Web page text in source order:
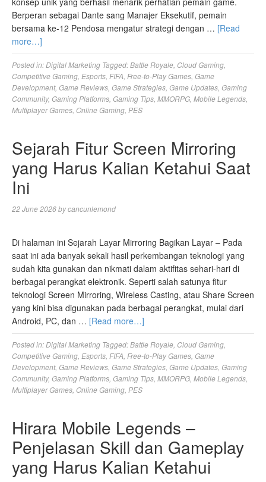
Berperan sebagai Dante sang Manajer Eksekutif, pemain
bersama ke-12 Pendosa mengatur strategi dengan … [Read
more…]
Posted in:Digital Marketing Tagged:Battle Royale Cloud Gaming
Competitive Gaming Esports FIFA Free-to-Play Games Game
Development, Game Reviews Game Strategies Game Updates Gaming
Community, Gaming Platforms Gaming Tips MMORPG Mobile Legends
Multiplayer Games Online Gaming PES
Sejarah Fitur Screen Mirroring
yang Harus Kalian Ketahui Saat
Ini
22 June 2026bycancunlemond
Di halaman ini Sejarah Layar Mirroring Bagikan Layar – Pada
saat ini ada banyak sekali hasil perkembangan teknologi yang
sudah kita gunakan dan nikmati dalam aktifitas sehari-hari di
berbagai perangkat elektronik. Seperti salah satunya fitur
teknologi Screen Mirroring, Wireless Casting, atau Share Screen
yang kini bisa digunakan pada berbagai perangkat, mulai dari
Android, PC, dan … [Read more…]
Posted in:Digital Marketing Tagged:Battle Royale Cloud Gaming
Competitive Gaming Esports FIFA Free-to-Play Games Game
Development, Game Reviews Game Strategies Game Updates Gaming
Community, Gaming Platforms Gaming Tips MMORPG Mobile Legends
Multiplayer Games Online Gaming PES
Hirara Mobile Legends –
Penjelasan Skill dan Gameplay
yang Harus Kalian Ketahui